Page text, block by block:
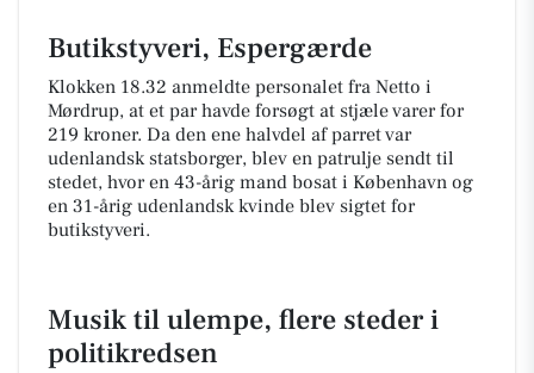
Butikstyveri, Espergærde
Klokken 18.32 anmeldte personalet fra Netto i
Mørdrup, at et par havde forsøgt at stjæle varer for
219 kroner. Da den ene halvdel af parret var
udenlandsk statsborger, blev en patrulje sendt til
stedet, hvor en 43-årig mand bosat i København og
en 31-årig udenlandsk kvinde blev sigtet for
butikstyveri.
Musik til ulempe, flere steder i
politikredsen